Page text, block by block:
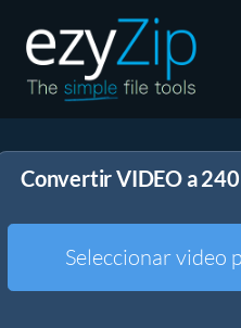
Descomprime
Otras herramientas
Convertir VIDEO a
Seleccionar video